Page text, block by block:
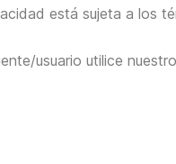
está sujeta a los
usuario utilice